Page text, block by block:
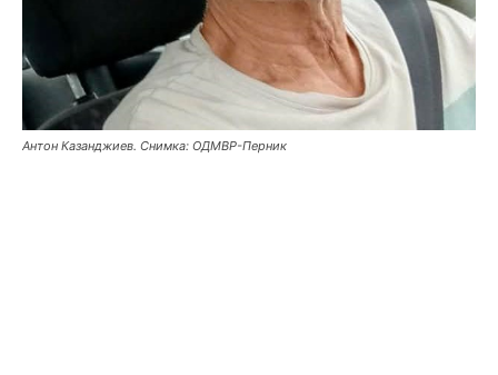
Антон Казанджиев. Снимка: ОДМВР-Перник